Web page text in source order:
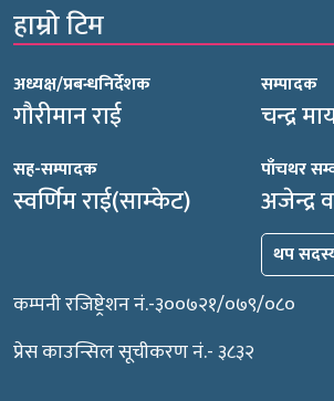
हाम्रो टिम
अध्यक्ष/प्रबन्धनिर्देशक
गौरीमान राई
सम्पादक
चन्द्र
सह-सम्पादक
स्वर्णिम राई(साम्केट)
पाँचथर
अजेन्द्र
थप
कम्पनी रजिष्ट्रेशन नं.-३००७२१/०७९/०८०
प्रेस काउन्सिल सूचीकरण नं.- ३८३२